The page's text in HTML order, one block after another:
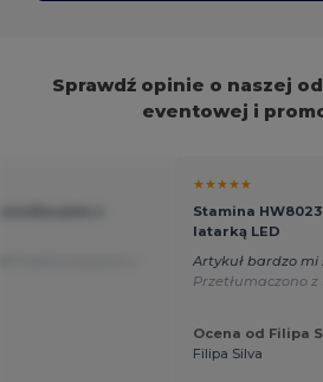
Sprawdź opinie o naszej
eventowej i
★★★★★
Stamina
latarką LED
Artykuł bardzo mi
Przetłumaczono
Ocena od Filipa
Filipa Silva